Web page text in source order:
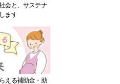
会と、サステナ
ます
える補助金・助